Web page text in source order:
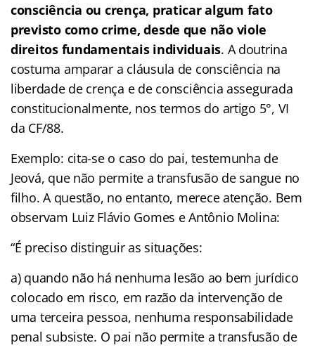
consciência ou crença, praticar algum fato
previsto como crime, desde que não viole
direitos fundamentais individuais. A doutrina
costuma amparar a cláusula de consciência na
liberdade de crença e de consciência assegurada
constitucionalmente, nos termos do artigo 5°, VI
da CF/88.
Exemplo: cita-se o caso do pai, testemunha de
Jeová, que não permite a transfusão de sangue no
filho. A questão, no entanto, merece atenção. Bem
observam Luiz Flávio Gomes e Antônio Molina:
“É preciso distinguir as situações:
a) quando não há nenhuma lesão ao bem jurídico
colocado em risco, em razão da intervenção de
uma terceira pessoa, nenhuma responsabilidade
penal subsiste. O pai não permite a transfusão de